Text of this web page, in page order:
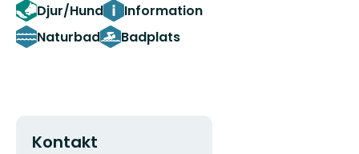
Djur/Hund
Information
Naturbad
Badplats
Kontakt